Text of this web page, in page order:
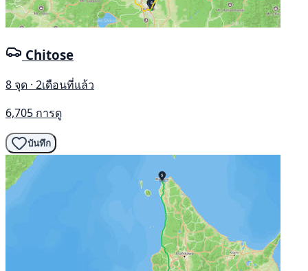
Chitose
8 จุด · 2เดือนที่แล้ว
6,705 การดู
บันทึก